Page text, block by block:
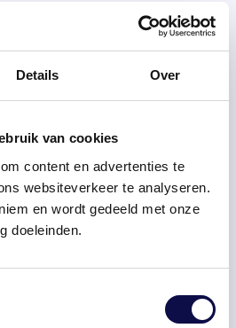
Details Over
van cookies
content en advertenties te
websiteverkeer te analyseren.
en wordt gedeeld met onze
doeleinden.
uit jouw HR-
wordt automatisch
of aantekeningen
automatisch
dat HR-medewerkers er